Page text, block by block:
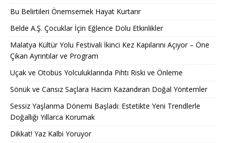
Bu Belirtileri Önemsemek Hayat Kurtarır
Belde A.Ş. Çocuklar İçin Eğlence Dolu Etkinlikler
Malatya Kültür Yolu Festivali İkinci Kez Kapılarını Açıyor – Öne
Çıkan Ayrıntılar ve Program
Uçak ve Otobüs Yolculuklarında Pıhtı Riski ve Önleme
Sönük ve Cansız Saçlara Hacim Kazandıran Doğal Yöntemler
Sessiz Yaşlanma Dönemi Başladı: Estetikte Yeni Trendlerle
Doğallığı Yıllarca Korumak
Dikkat! Yaz Kalbi Yoruyor